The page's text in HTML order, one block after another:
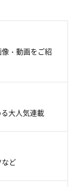
ですか？
たかも銀次は
振りでした。実
・動画をご紹
大人気連載
ど